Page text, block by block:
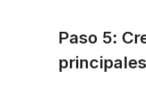
Paso 5:
principales